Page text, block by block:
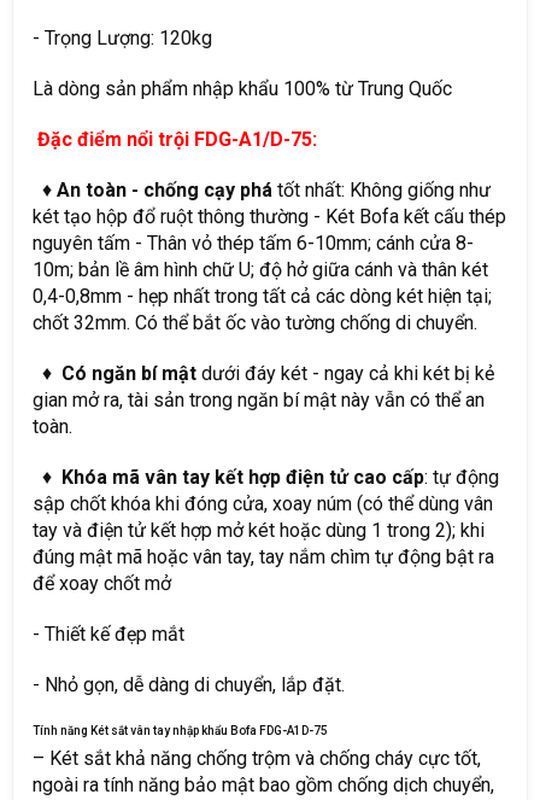
- Trọng Lượng: 120kg
Là dòng sản phẩm nhập khẩu 100% từ Trung Quốc
Đặc điểm nổi trội FDG-A1/D-75:
♦ An toàn - chống cạy phá tốt nhất: Không giống như
két tạo hộp đổ ruột thông thường - Két Bofa kết cấu thép
nguyên tấm - Thân vỏ thép tấm 6-10mm; cánh cửa 8-
10m; bản lề âm hình chữ U; độ hở giữa cánh và thân két
0,4-0,8mm - hẹp nhất trong tất cả các dòng két hiện tại;
chốt 32mm. Có thể bắt ốc vào tường chống di chuyển.
♦ Có ngăn bí mật dưới đáy két - ngay cả khi két bị kẻ
gian mở ra, tài sản trong ngăn bí mật này vẫn có thể an
toàn.
♦ Khóa mã vân tay kết hợp điện tử cao cấp: tự động
sập chốt khóa khi đóng cửa, xoay núm (có thể dùng vân
tay và điện tử kết hợp mở két hoặc dùng 1 trong 2); khi
đúng mật mã hoặc vân tay, tay nắm chìm tự động bật ra
để xoay chốt mở
- Thiết kế đẹp mắt
- Nhỏ gọn, dễ dàng di chuyển, lắp đặt.
Tính năng Két sắt vân tay nhập khẩu Bofa FDG-A1D-75
– Két sắt khả năng chống trộm và chống cháy cực tốt,
ngoài ra tính năng bảo mật bao gồm chống dịch chuyển,